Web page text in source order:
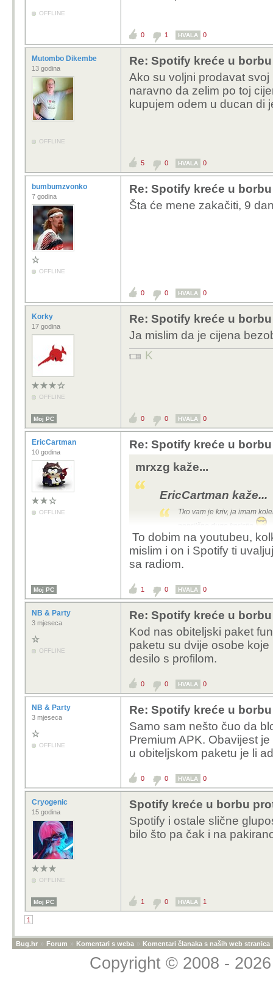
OFFLINE
0 1 HVALA 0
Mutombo Dikembe
13 godina
OFFLINE
Re: Spotify kreće u
Ako su voljni prodavat
naravno da zelim po toj
kupujem odem u ducan di
5 0 HVALA 0
bumbumzvonko
7 godina
OFFLINE
Re: Spotify kreće u
Šta će mene zakačiti, 9
0 0 HVALA 0
Korky
17 godina
OFFLINE
Re: Spotify kreće u
Ja mislim da je cijena
K
Moj PC 0 0 HVALA 0
EricCartman
10 godina
OFFLINE
Re: Spotify kreće u
mrxzg kaže...
EricCartman kaže...
Tko vam je kriv, ja imam
poprilčno dugo koristio
Nova muzika na
pretpostavljam ?
To dobim na youtubeu,
mislim i on i Spotify ti
sa radiom.
Moj PC 1 0 HVALA 0
NB & Party
3 mjeseca
OFFLINE
Re: Spotify kreće u
Kod nas obiteljski paket
paketu su dvije osobe
desilo s profilom.
0 0 HVALA 0
NB & Party
3 mjeseca
OFFLINE
Re: Spotify kreće u
Samo sam nešto čuo da
Premium APK. Obavijest
u obiteljskom paketu je li
0 0 HVALA 0
Cryogenic
15 godina
OFFLINE
Spotify kreće u borbu
Spotify i ostale slične
bilo što pa čak i na
Moj PC 1 0 HVALA 1
1
Bug.hr » Forum » Komentari s weba » Komentari članaka s naših web stranica
Copyright © 2008 -